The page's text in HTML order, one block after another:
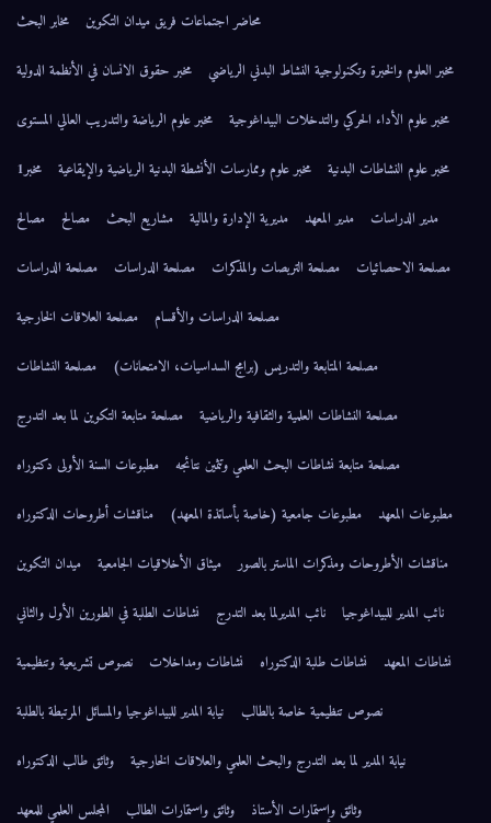
محاضر اجتماعات فريق ميدان التكوين
مخابر البحث
مخبر العلوم والخبرة وتكنولوجية النشاط البدني الرياضي
مخبر حقوق الانسان في الأنظمة الدولية
مخبر علوم الأداء الحركي والتدخلات البيداغوجية
مخبر علوم الرياضة والتدريب العالي المستوى
مخبر علوم النشاطات البدنية
مخبر علوم وممارسات الأنشطة البدنية الرياضية والإيقاعية
مخبر1
مدير الدراسات
مدير المعهد مديرية الإدارة والمالية مشاريع البحث مصالح
مصالح
مصلحة الاحصائيات
مصلحة التربصات والمذكرات مصلحة الدراسات
مصلحة الدراسات
مصلحة الدراسات والأقسام
مصلحة العلاقات الخارجية
مصلحة المتابعة والتدريس (برامج السداسيات، الامتحانات)
مصلحة النشاطات
مصلحة النشاطات العلمية والثقافية والرياضية
مصلحة متابعة التكوين لما بعد التدرج
مصلحة متابعة نشاطات البحث العلمي وتثمين نتائجه
مطبوعات السنة الأولى دكتوراه
مطبوعات المعهد
مطبوعات جامعية (خاصة بأساتذة المعهد)
مناقشات أطروحات الدكتوراه
مناقشات الأطروحات ومذكرات الماستر بالصور
ميثاق الأخلاقيات الجامعية
ميدان التكوين
نائب المدير للبيداغوجيا
نائب المديرلما بعد التدرج
نشاطات الطلبة في الطورين الأول والثاني
نشاطات المعهد
نشاطات طلبة الدكتوراه نشاطات ومداخلات
نصوص تشريعية وتنظيمية
نصوص تنظيمية خاصة بالطالب
نيابة المدير للبيداغوجيا والمسائل المرتبطة بالطلبة
نيابة المدير لما بعد التدرج والبحث العلمي والعلاقات الخارجية
وثائق طالب الدكتوراه
وثائق وإستمارات الأستاذ
وثائق واستمارات الطالب المجلس العلمي للمعهد